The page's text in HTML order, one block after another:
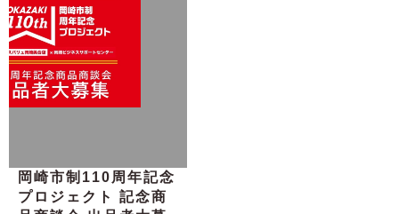
岡崎市制110周年記念
プロジェクト 記念商